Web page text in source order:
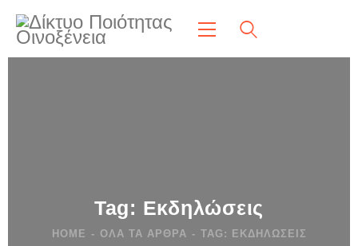
Tag: Εκδηλώσεις
HOME ΌΛΑ ΤΑ ΆΡΘΡΑ TAG: ΕΚΔΗΛΏΣΕΙΣ